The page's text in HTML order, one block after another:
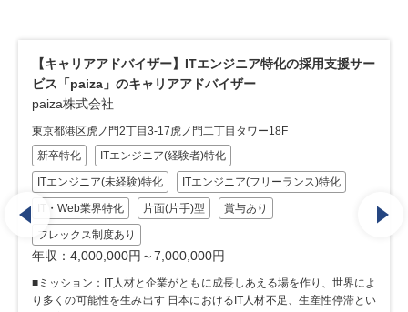
【キャリアアドバイザー】求職者であるITエンジニアの方々
と、クライアント企業とのマッチング/週二回のリモート勤
務可能/子育てと仕事の両立を支援
paiza株式会社
東京都港区虎ノ門2丁目3-17虎ノ門二丁目タワー18F
ITエンジニア(経験者)特化
ITエンジニア(未経験)特化
ITエンジニア(フリーランス)特化 IT・Web業界特化
片面(片手)型 賞与あり
WLBを重視したい
年収：4,000,000円～7,000,000円
■ミッション：IT人材と企業がともに成長しあえる場を作り、世界によ